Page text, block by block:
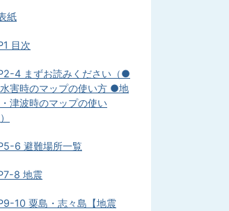
紙
目次
4 まずお読みください（●
害時のマップの使い方 ●地
津波時のマップの使い
6 避難場所一覧
8 地震
10 粟島・志々島【地震